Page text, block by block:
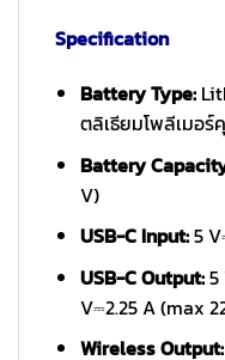
Specification
Battery Type:
ตลิเธียมโพลีเมอ
Battery
V)
USB-C Input:5
USB-C Output:5
V⎓2.25 A (max
Wireless Output: